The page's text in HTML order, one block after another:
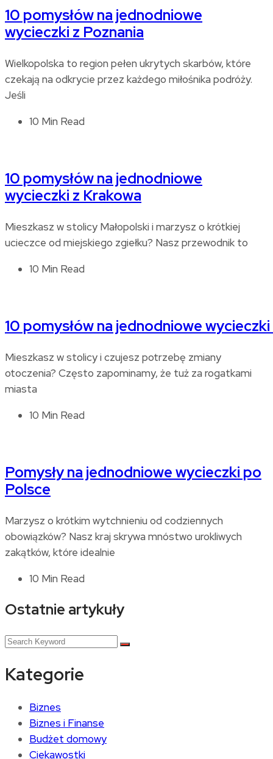
10 pomysłów na jednodniowe
wycieczki z Poznania
Wielkopolska to region pełen ukrytych skarbów, które
czekają na odkrycie przez każdego miłośnika podróży.
Jeśli
10 Min Read
10 pomysłów na jednodniowe
wycieczki z Krakowa
Mieszkasz w stolicy Małopolski i marzysz o krótkiej
ucieczce od miejskiego zgiełku? Nasz przewodnik to
10 Min Read
10 pomysłów na jednodniowe
Mieszkasz w stolicy i czujesz potrzebę zmiany
otoczenia? Często zapominamy, że tuż za rogatkami
miasta
10 Min Read
Pomysły na jednodniowe wycieczki po
Polsce
Marzysz o krótkim wytchnieniu od codziennych
obowiązków? Nasz kraj skrywa mnóstwo urokliwych
zakątków, które idealnie
10 Min Read
Ostatnie artykuły
Kategorie
Biznes
Biznes i Finanse
Budżet domowy
Ciekawostki